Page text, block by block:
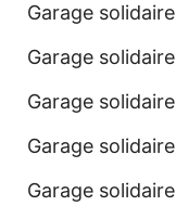
Garage solidaire
Garage
Garage
Garage
Garage